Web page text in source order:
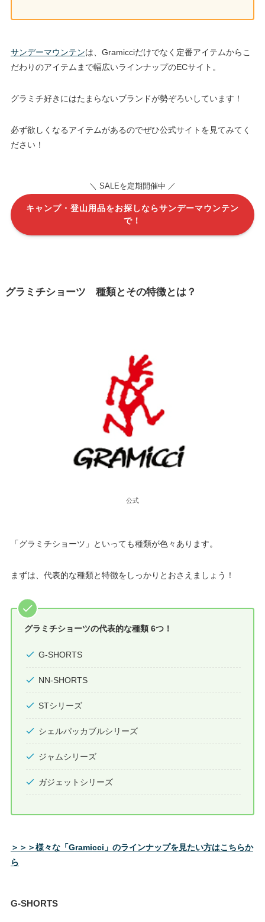
サンデーマウンテンは、Gramicciだけでなく定番アイテムからこ
だわりのアイテムまで幅広いラインナップのECサイト。
グラミチ好きにはたまらないブランドが勢ぞろいしています！
必ず欲しくなるアイテムがあるのでぜひ公式サイトを見てみてく
ださい！
＼ SALEを定期開催中 ／
キャンプ・登山用品をお探しならサンデーマウンテン
で！
グラミチショーツ 種類とその特徴とは？
公式
「グラミチショーツ」といっても種類が色々あります。
まずは、代表的な種類と特徴をしっかりとおさえましょう！
グラミチショーツの代表的な種類 6つ！
G-SHORTS
NN-SHORTS
STシリーズ
シェルパッカブルシリーズ
ジャムシリーズ
ガジェットシリーズ
＞＞＞様々な「Gramicci」のラインナップを見たい方はこちらか
ら
G-SHORTS